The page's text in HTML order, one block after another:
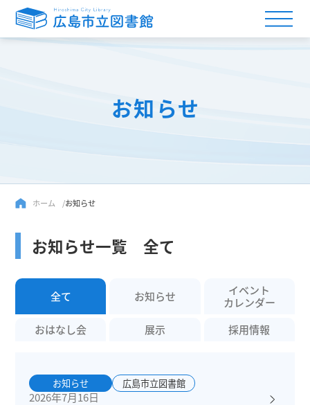
お知らせ
ホーム お知らせ
お知らせ一覧 全て
全て お知らせ
イベント
カレンダー
おはなし会
展示 採用情報
お知らせ 広島市立図書館
2026年7月16日